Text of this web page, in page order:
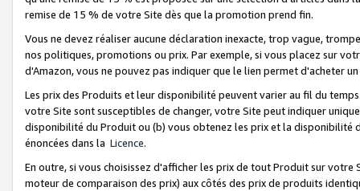
remise de 15 % de votre Site dès que la promotion prend fin.
Vous ne devez réaliser aucune déclaration inexacte, trop vague,
nos politiques, promotions ou prix. Par exemple, si vous placez sur
d'Amazon, vous ne pouvez pas indiquer que le lien permet d'acheter
Les prix des Produits et leur disponibilité peuvent varier au fil du
votre Site sont susceptibles de changer, votre Site peut indiquer
disponibilité du Produit ou (b) vous obtenez les prix et la disponibilité
énoncées dans la Licence.
En outre, si vous choisissez d'afficher les prix de tout Produit sur
moteur de comparaison des prix) aux côtés des prix de produits